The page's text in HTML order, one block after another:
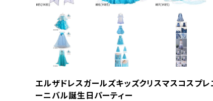
エルザドレスガールズキッズクリスマスコスプ
ーニバル誕生日パーティー